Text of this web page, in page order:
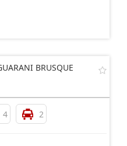
BRUSQUE
4 2